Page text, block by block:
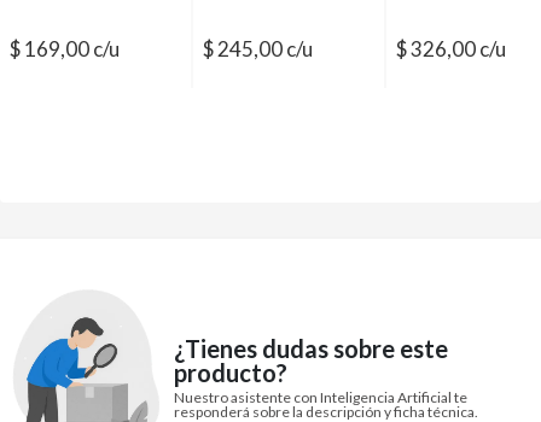
$ 169,00 c/u $ 245,00 c/u $ 326,00 c/u
¿Tienes dudas sobre este
producto?
Nuestro asistente con Inteligencia Artificial te
responderá sobre la descripción y ficha técnica.